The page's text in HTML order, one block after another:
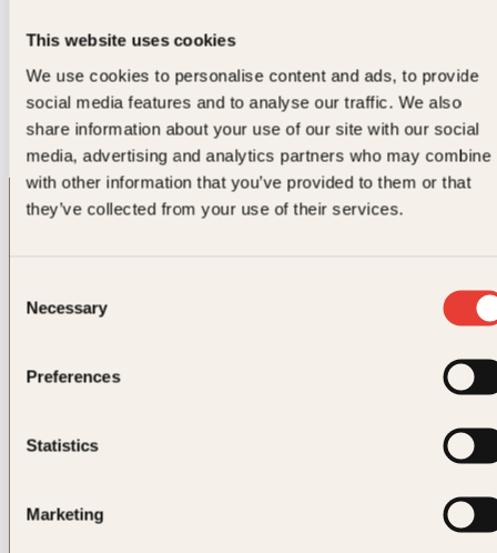
This website uses cookies
We use cookies to personalise content and ads, to provide
social media features and to analyse our traffic. We also
share information about your use of our site with our social
media, advertising and analytics partners who may combine
with other information that you’ve provided to them or that
they’ve collected from your use of their services.
Selection
Necessary
Preferences
Statistics
Marketing
Tonje Hennig
Tonje Henniger utdannet adferdsterapeut og hundetrener,
har jobbet med adferdsproblemer hos hund i over 15 år. Hun
grunnlagt og driver senteret Hundelykke i Grimstad.
kundeservice@kagge.no
For bokhandlere og forfattere
salg@kagge.no